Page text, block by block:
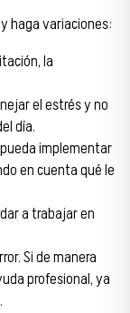
haga variaciones:
la
el estrés y no
día.
implementar
en cuenta qué le
a trabajar en
Si de manera
profesional, ya